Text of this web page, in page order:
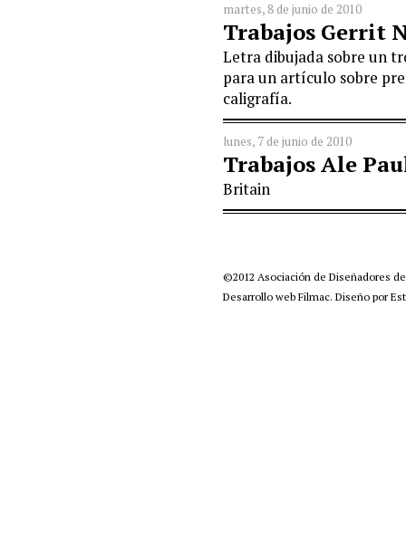
martes, 8 de junio de 2010
Trabajos Gerrit
Letra dibujada sobre un
para un artículo sobre
caligrafía.
lunes, 7 de junio de 2010
Trabajos Ale
Britain
©2012 Asociación de Diseñadores
Desarrollo web Filmac. Diseño por